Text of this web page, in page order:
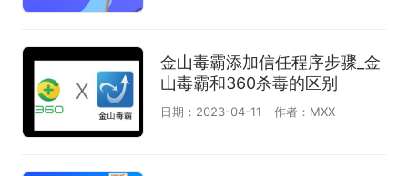
金山毒霸添加信任程序步骤_金
山毒霸和360杀毒的区别
日期：2023-04-11 作者：MXX